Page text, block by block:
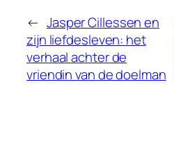
← Jasper Cillessen en
zijn liefdesleven: het
verhaal achter de
vriendin van de doelman